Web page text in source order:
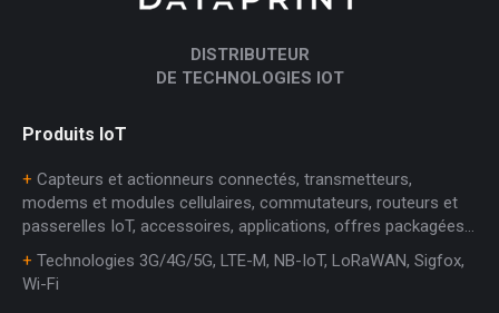
DISTRIBUTEUR
DE TECHNOLOGIES IOT
Produits IoT
+ Capteurs et actionneurs connectés, transmetteurs,
modems et modules cellulaires, commutateurs, routeurs et
passerelles IoT, accessoires, applications, offres packagées…
+ Technologies 3G/4G/5G, LTE-M, NB-IoT, LoRaWAN, Sigfox,
Wi-Fi